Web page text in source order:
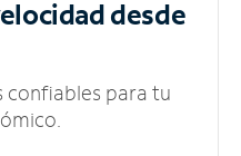
desde
confiables para tu